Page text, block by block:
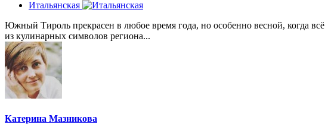
Итальянская
Южный Тироль прекрасен в любое время года, но особенно весной, когда
из кулинарных символов региона...
Катерина Мазникова